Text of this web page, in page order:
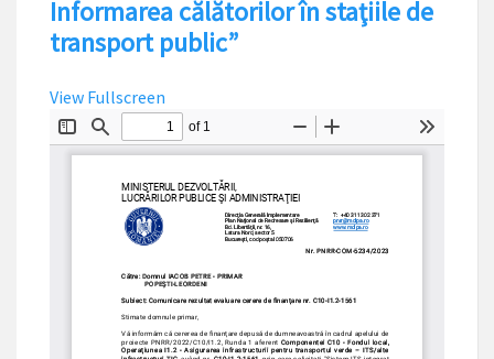
Informarea călătorilor în staţiile de
transport public”
View Fullscreen